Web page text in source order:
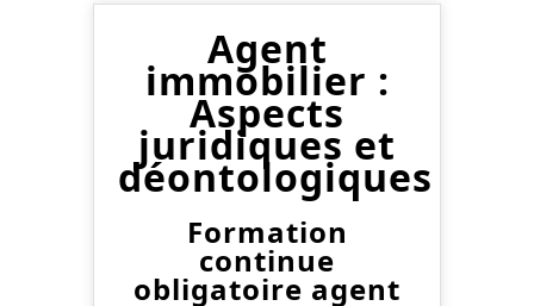
Agent
immobilier :
Aspects
juridiques et
déontologiques
Formation
continue
obligatoire agent